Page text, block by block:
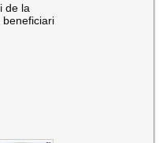
de la
beneficiari